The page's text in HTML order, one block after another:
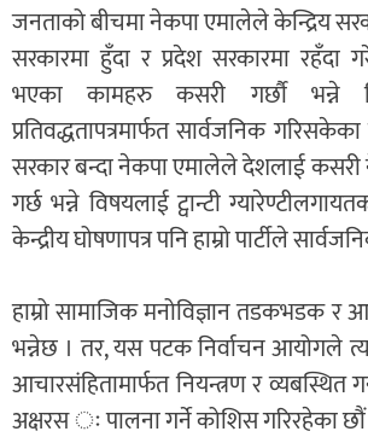
जनताको बीचमा नेकपा एमालेले केन्द्रिय
सरकारमा हुँदा र प्रदेश सरकारमा
भएका कामहरु कसरी गर्छौ भन्ने
प्रतिवद्धतापत्रमार्फत सार्वजनिक
सरकार बन्दा नेकपा एमालेले देशलाई
गर्छ भन्ने विषयलाई ट्वान्टी
केन्द्रीय घोषणापत्र पनि हाम्रो पार्टीले
हाम्रो सामाजिक मनोविज्ञान तडकभडक र
भन्नेछ । तर, यस पटक निर्वाचन आयोगले
आचारसंहितामार्फत नियन्त्रण र व्यबस्थित
अक्षरस ः पालना गर्ने कोशिस गरिरहेका छौं